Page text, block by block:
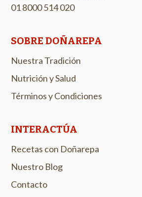
01 8000 514 020
SOBRE DOÑAREPA
Nuestra Tradición
Nutrición y Salud
Términos y Condiciones
INTERACTÚA
Recetas con Doñarepa
Nuestro Blog
Contacto